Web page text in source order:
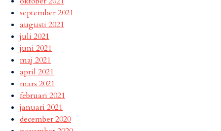
september 2021
augusti 2021
juli 2021
juni 2021
maj 2021
april 2021
mars 2021
februari 2021
januari 2021
december 2020